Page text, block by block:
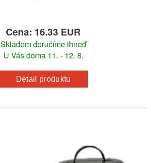
Cena: 16.33 EUR
Skladom doručíme ihneď
U Vás doma 11. - 12. 8.
Detail produktu